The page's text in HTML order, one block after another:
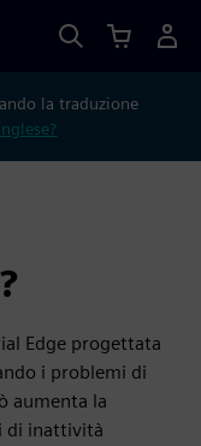
la traduzione
Edge progettata
i problemi di
aumenta la
di inattività